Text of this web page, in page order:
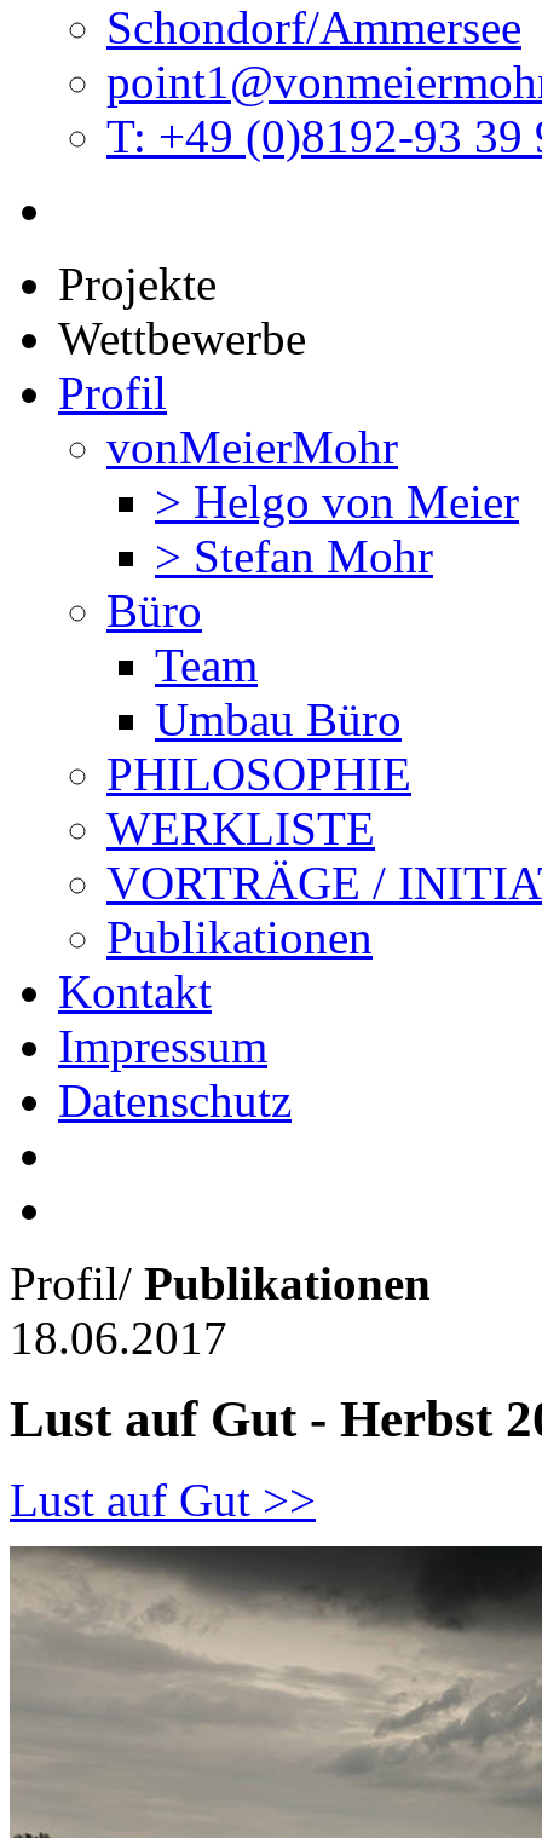
Schondorf/Ammersee
T: +49 (0)8192-93 39
Projekte
Wettbewerbe
Profil
vonMeierMohr
> Helgo von Meier
> Stefan Mohr
Büro
Team
Umbau Büro
PHILOSOPHIE
WERKLISTE
VORTRÄGE /
Publikationen
Kontakt
Impressum
Datenschutz
Profil/ Publikationen
18.06.2017
Lust auf Gut - Herbst
Lust auf Gut >>